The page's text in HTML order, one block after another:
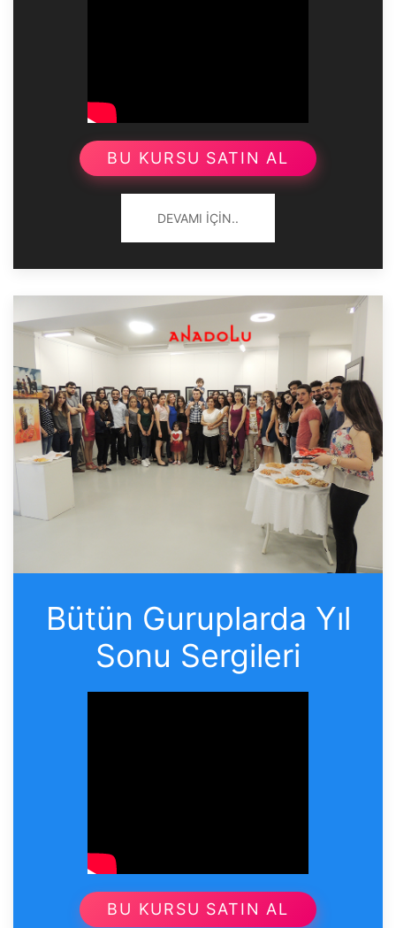
BU KURSU SATIN AL
DEVAMI İÇIN..
Bütün Guruplarda Yıl
Sonu Sergileri
BU KURSU SATIN AL